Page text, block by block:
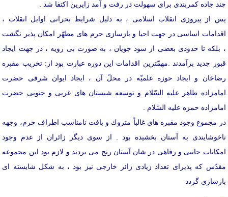
چند جاده كمربندی برای سهولت در رفت و آمد زایرین اكتفا شد .
پس از پیروزی انقلاب اسلامی ، به دلیل شرایط بحرانی اوایل انقلاب ،
اقدامات اساسی در جهت احیا و بازسازی حرم های مطهّر امكان پذیر نگشت
، بلكه تا حدودی بعضی از سود جویان ، به صورت بی رویه ، در جهت ایجاد
قبور جدید برآمدند .مهمّترین اقدامات این دوره عبارت بود از: تخریب مقبره
رضاخان و ایجاد حوزه علميّه در محلّ آن ، ایجاد ایوان شرقی حضرت
امامزاده طاهر علیه السّلام و توسعه شبستان های غربی و جنوبی حضرت
امامزاده حمزه علیه السّلام .
در مجموع وجود مقبره های غالباً متروك و بافت نامناسب اطراف حرم، وجهه
ناخوشایندی به آستان بخشیده بود . از سوی دیگر زائران از عدم وجود
امكانات جانبی و رفاهی در شان آستان رنج می بردند و لازم بود این مجموعه
مقدّس كه پذیرای تعداد زیادی زائر خارجی نیز بود ، به شكل شایسته ای
بازسازی گردد